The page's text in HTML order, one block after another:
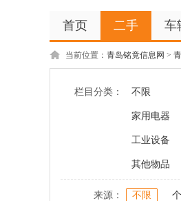
首页 二手 车
当前位置： 青岛铭竟信息网 >
栏目分类： 不限
家用电器
工业设备
其他物品
来源： 不限